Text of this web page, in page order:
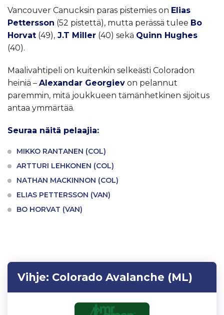
Vancouver Canucksin paras pistemies on Elias
Pettersson (52 pistettä), mutta perässä tulee Bo
Horvat (49), J.T Miller (40) sekä Quinn Hughes
(40).
Maalivahtipeli on kuitenkin selkeästi Coloradon
heiniä – Alexandar Georgiev on pelannut
paremmin, mitä joukkueen tämänhetkinen sijoitus
antaa ymmärtää.
Seuraa näitä pelaajia:
MIKKO RANTANEN (COL)
ARTTURI LEHKONEN (COL)
NATHAN MACKINNON (COL)
ELIAS PETTERSSON (VAN)
BO HORVAT (VAN)
Vihje: Colorado Avalanche (ML)